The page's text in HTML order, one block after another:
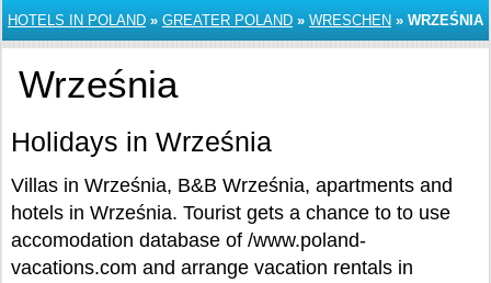
HOTELS IN POLAND » GREATER POLAND » WRESCHEN » WRZEŚNIA
Września
Holidays in Września
Villas in Września, B&B Września, apartments and
hotels in Września. Tourist gets a chance to to use
accomodation database of /www.poland-
vacations.com and arrange vacation rentals in